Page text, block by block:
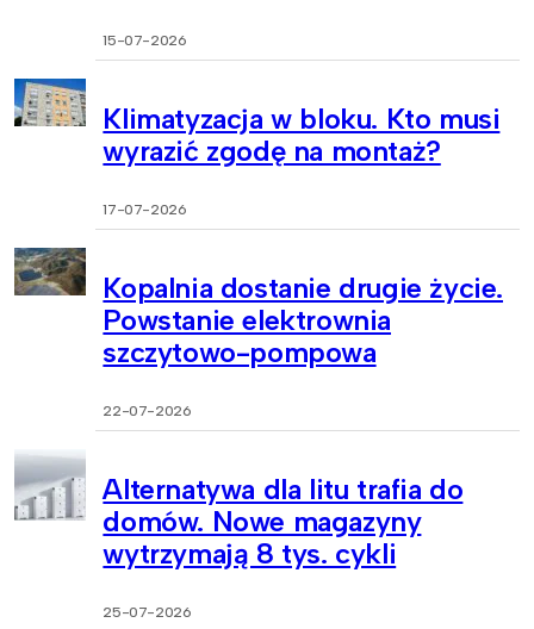
15-07-2026
Klimatyzacja w bloku. Kto musi
wyrazić zgodę na montaż?
17-07-2026
Kopalnia dostanie drugie życie.
Powstanie elektrownia
szczytowo-pompowa
22-07-2026
Alternatywa dla litu trafia do
domów. Nowe magazyny
wytrzymają 8 tys. cykli
25-07-2026